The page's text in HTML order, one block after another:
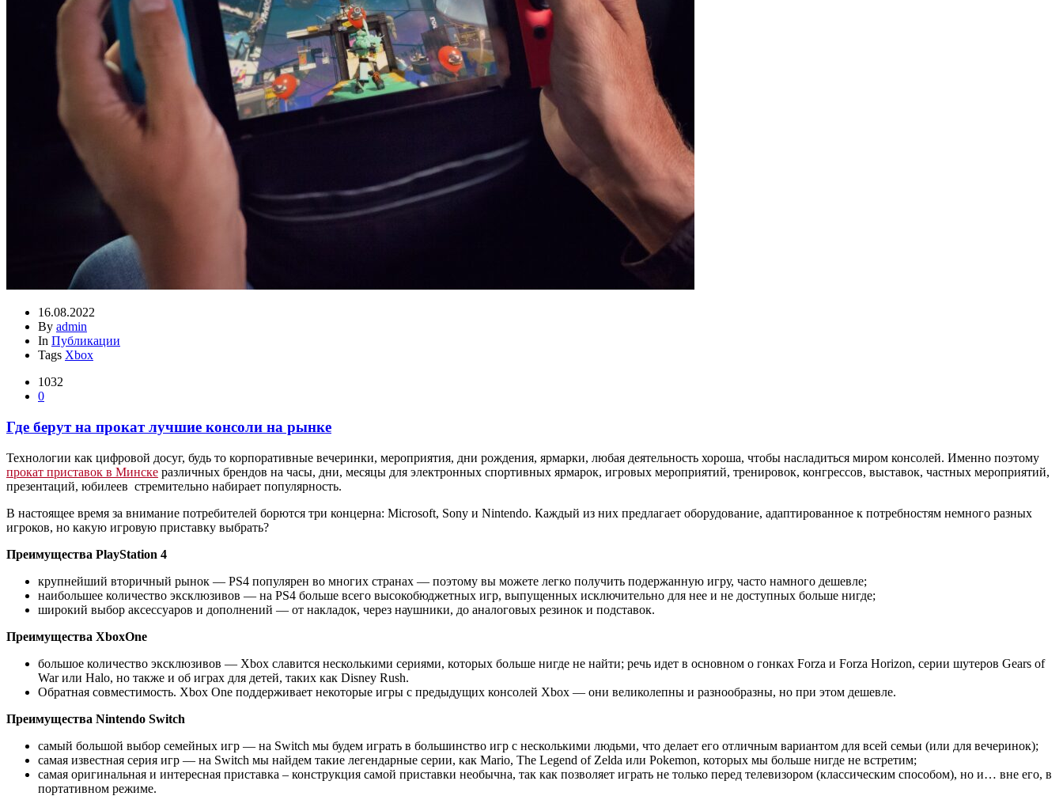
16.08.2022
By admin
In Публикации
Tags Xbox
1032
0
Где берут на прокат лучшие консоли на рынке
Технологии как цифровой досуг, будь то корпоративные вечеринки, мероприятия, дни рождения, ярмарки, любая деятельность хороша, чтобы насладиться миром консолей. Именно поэтому
прокат приставок в Минске различных брендов на часы, дни, месяцы для электронных спортивных ярмарок, игровых мероприятий, тренировок, конгрессов, выставок, частных мероприятий,
презентаций, юбилеев стремительно набирает популярность.
В настоящее время за внимание потребителей борются три концерна: Microsoft, Sony и Nintendo. Каждый из них предлагает оборудование, адаптированное к потребностям немного разных
игроков, но какую игровую приставку выбрать?
Преимущества PlayStation 4
крупнейший вторичный рынок — PS4 популярен во многих странах — поэтому вы можете легко получить подержанную игру, часто намного дешевле;
наибольшее количество эксклюзивов — на PS4 больше всего высокобюджетных игр, выпущенных исключительно для нее и не доступных больше нигде;
широкий выбор аксессуаров и дополнений — от накладок, через наушники, до аналоговых резинок и подставок.
Преимущества XboxOne
большое количество эксклюзивов — Xbox славится несколькими сериями, которых больше нигде не найти; речь идет в основном о гонках Forza и Forza Horizon, серии шутеров Gears of
War или Halo, но также и об играх для детей, таких как Disney Rush.
Обратная совместимость. Xbox One поддерживает некоторые игры с предыдущих консолей Xbox — они великолепны и разнообразны, но при этом дешевле.
Преимущества Nintendo Switch
самый большой выбор семейных игр — на Switch мы будем играть в большинство игр с несколькими людьми, что делает его отличным вариантом для всей семьи (или для вечеринок);
самая известная серия игр — на Switch мы найдем такие легендарные серии, как Mario, The Legend of Zelda или Pokemon, которых мы больше нигде не встретим;
самая оригинальная и интересная приставка – конструкция самой приставки необычна, так как позволяет играть не только перед телевизором (классическим способом), но и… вне его, в
портативном режиме.